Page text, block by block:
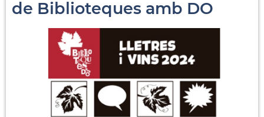
de Biblioteques amb DO